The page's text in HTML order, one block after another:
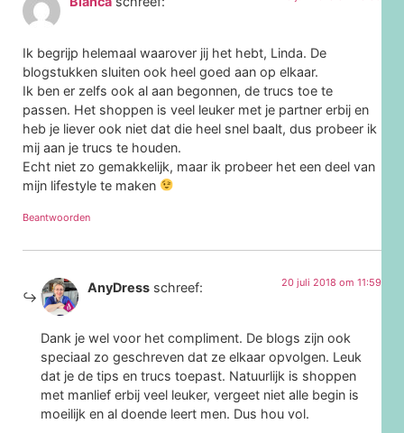
Ik begrijp helemaal waarover jij het hebt, Linda. De
blogstukken sluiten ook heel goed aan op elkaar.
Ik ben er zelfs ook al aan begonnen, de trucs toe te
passen. Het shoppen is veel leuker met je partner erbij en
heb je liever ook niet dat die heel snel baalt, dus probeer ik
mij aan je trucs te houden.
Echt niet zo gemakkelijk, maar ik probeer het een deel van
mijn lifestyle te maken
Beantwoorden
AnyDress schreef: 20 juli 2018 om 11:59
Dank je wel voor het compliment. De blogs zijn ook
speciaal zo geschreven dat ze elkaar opvolgen. Leuk
dat je de tips en trucs toepast. Natuurlijk is shoppen
met manlief erbij veel leuker, vergeet niet alle begin is
moeilijk en al doende leert men. Dus hou vol.